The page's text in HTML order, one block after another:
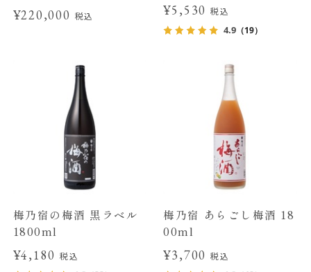
¥220,000 税込 ¥5,530 税込
4.9 （19）
梅乃宿の梅酒 黒ラベル
1800ml
¥4,180税込
梅乃宿 あらごし梅酒 18
00ml
¥3,700 税込